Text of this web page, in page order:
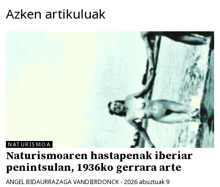
Azken artikuluak
NATURISMOA
Naturismoaren hastapenak iberiar
penintsulan, 1936ko gerrara arte
ANGEL BIDAURRAZAGA VANDIERDONCK - 2026 abuztuak 9